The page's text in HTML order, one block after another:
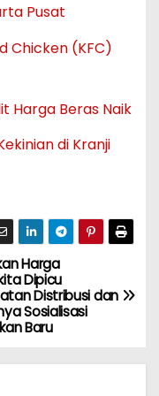
Pusat
Chicken (KFC)
Harga Beras Naik
di Kranji
Harga
Dipicu
Distribusi dan
Sosialisasi
Baru